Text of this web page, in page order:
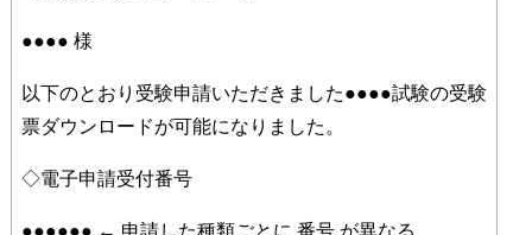
●●●● 様
以下のとおり受験申請いただきました●●●●試験の受験
票ダウンロードが可能になりました。
◇電子申請受付番号
●●●●●● ← 申請した種類ごとに 番号 が異なる